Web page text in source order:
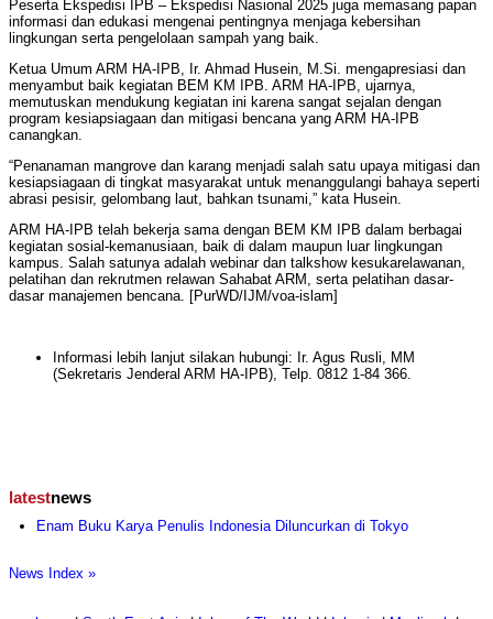
Peserta Ekspedisi IPB – Ekspedisi Nasional 2025 juga memasang papan
informasi dan edukasi mengenai pentingnya menjaga kebersihan
lingkungan serta pengelolaan sampah yang baik.
Ketua Umum ARM HA-IPB, Ir. Ahmad Husein, M.Si. mengapresiasi dan
menyambut baik kegiatan BEM KM IPB. ARM HA-IPB, ujarnya,
memutuskan mendukung kegiatan ini karena sangat sejalan dengan
program kesiapsiagaan dan mitigasi bencana yang ARM HA-IPB
canangkan.
“Penanaman mangrove dan karang menjadi salah satu upaya mitigasi dan
kesiapsiagaan di tingkat masyarakat untuk menanggulangi bahaya seperti
abrasi pesisir, gelombang laut, bahkan tsunami,” kata Husein.
ARM HA-IPB telah bekerja sama dengan BEM KM IPB dalam berbagai
kegiatan sosial-kemanusiaan, baik di dalam maupun luar lingkungan
kampus. Salah satunya adalah webinar dan talkshow kesukarelawanan,
pelatihan dan rekrutmen relawan Sahabat ARM, serta pelatihan dasar-
dasar manajemen bencana. [PurWD/IJM/voa-islam]
Informasi lebih lanjut silakan hubungi: Ir. Agus Rusli, MM
(Sekretaris Jenderal ARM HA-IPB), Telp. 0812 1-84 366.
latestnews
Enam Buku Karya Penulis Indonesia Diluncurkan di Tokyo
News Index »